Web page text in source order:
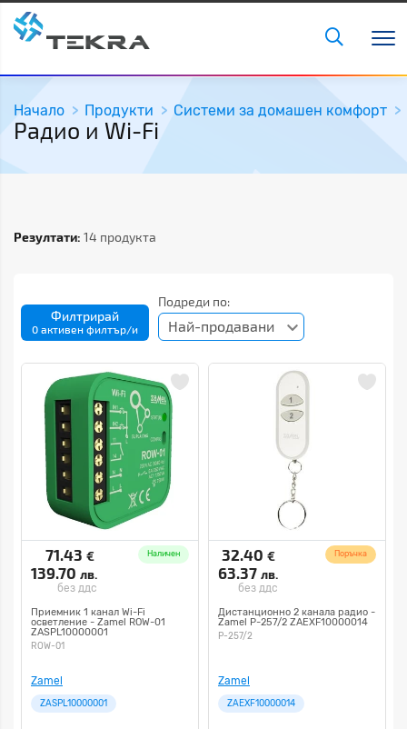
Начало Продукти Системи за домашен комфорт
Радио и Wi-Fi
Резултати: 14 продукта
Филтрирай
0 активен филтър/и
Подреди по:
Най-продавани
71.43 €
139.70 лв.
без ддс
Наличен
Приемник 1 канал Wi-Fi
осветление - Zamel ROW-01
ZASPL10000001
ROW-01
Zamel
ZASPL10000001
32.40 €
63.37 лв.
без ддс
Поръчка
Дистанционно 2 канала радио -
Zamel P-257/2 ZAEXF10000014
P-257/2
Zamel
ZAEXF10000014